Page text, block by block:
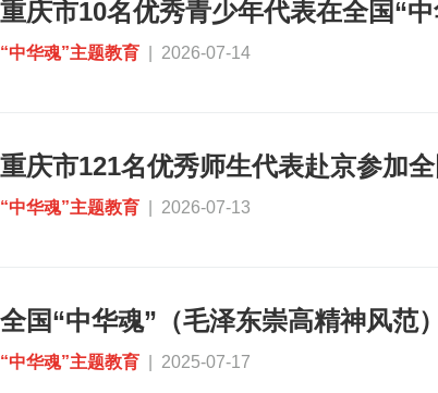
“中华魂”主题教育 | 2026-07-14
“中华魂”主题教育 | 2026-07-13
“中华魂”主题教育 | 2025-07-17